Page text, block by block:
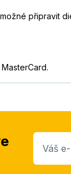
připravit
Váš